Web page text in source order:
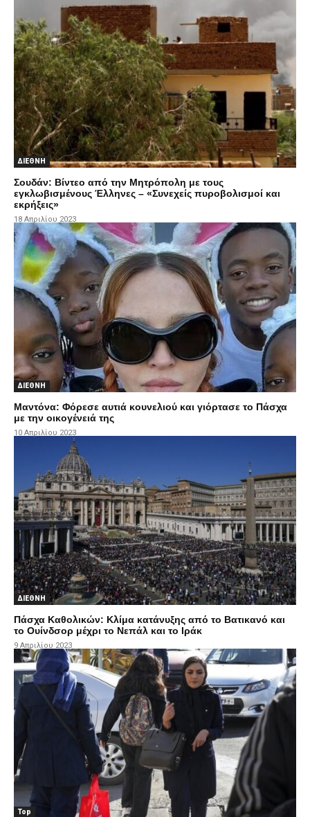
ΔΙΕΘΝΗ
Σουδάν: Βίντεο από την Μητρόπολη με τους
εγκλωβισμένους Έλληνες – «Συνεχείς πυροβολισμοί και
εκρήξεις»
18 Απριλίου 2023
ΔΙΕΘΝΗ
Mαντόνα: Φόρεσε αυτιά κουνελιού και γιόρτασε το Πάσχα
με την οικογένειά της
10 Απριλίου 2023
ΔΙΕΘΝΗ
Πάσχα Καθολικών: Κλίμα κατάνυξης από το Βατικανό και
το Ουίνδσορ μέχρι το Νεπάλ και το Ιράκ
9 Απριλίου 2023
Top